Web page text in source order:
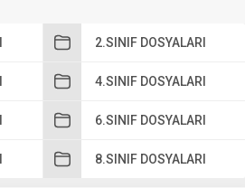
2.SINIF DOSYALARI
4.SINIF DOSYALARI
6.SINIF DOSYALARI
8.SINIF DOSYALARI